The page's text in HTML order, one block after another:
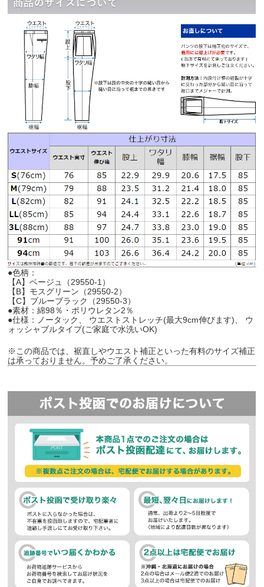
●色柄：
【A】ベージュ（29550-1）
【B】モスグリーン（29550-2）
【C】ブルーブラック（29550-3）
●素材：綿98％・ポリウレタン2％
●仕様：ノータック、 ウエストストレッチ(最大9cm伸びます)、 ウ
ォッシャブルタイプ(ご家庭で水洗いOK)
※この商品では、裾直しやウエスト補正といった有料のサイズ補正
は承っておりません。予めご了承ください。